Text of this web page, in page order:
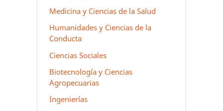
Medicina y Ciencias de la Salud
Humanidades y Ciencias de la
Conducta
Ciencias Sociales
Biotecnología y Ciencias
Agropecuarias
Ingenierías